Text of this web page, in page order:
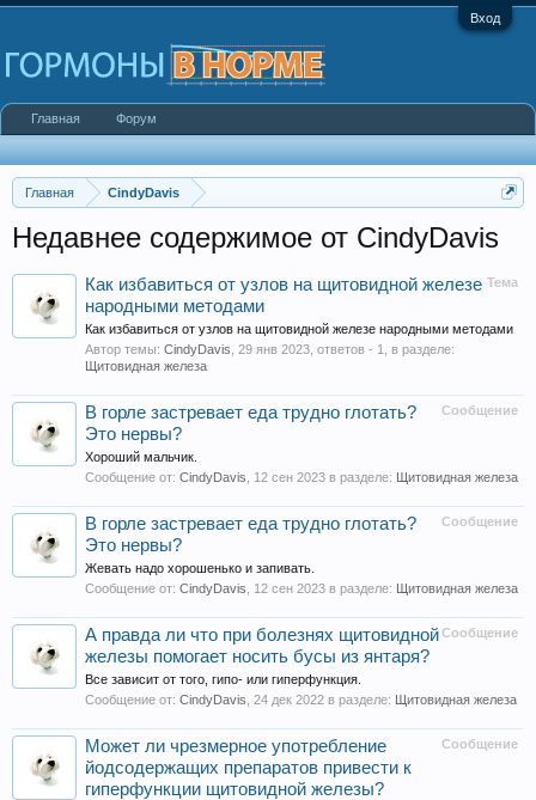
Вход
Главная CindyDavis
Недавнее содержимое от CindyDavis
Тема
Как избавиться от узлов на щитовидной железе
народными методами
Как избавиться от узлов на щитовидной железе народными методами
Автор темы: CindyDavis 29 янв 2023 , ответов - 1, в разделе:
Щитовидная железа
Сообщение
В горле застревает еда трудно глотать?
Это нервы?
Хороший мальчик.
Сообщение от: CindyDavis 12 сен 2023 в разделе: Щитовидная железа
Сообщение
В горле застревает еда трудно глотать?
Это нервы?
Жевать надо хорошенько и запивать.
Сообщение от: CindyDavis 12 сен 2023 в разделе: Щитовидная железа
Сообщение
А правда ли что при болезнях щитовидной
железы помогает носить бусы из янтаря?
Все зависит от того, гипо- или гиперфункция.
Сообщение от: CindyDavis 24 дек 2022 в разделе: Щитовидная железа
Сообщение
Может ли чрезмерное употребление
йодсодержащих препаратов привести к
гиперфункции щитовидной железы?
Главная Форум